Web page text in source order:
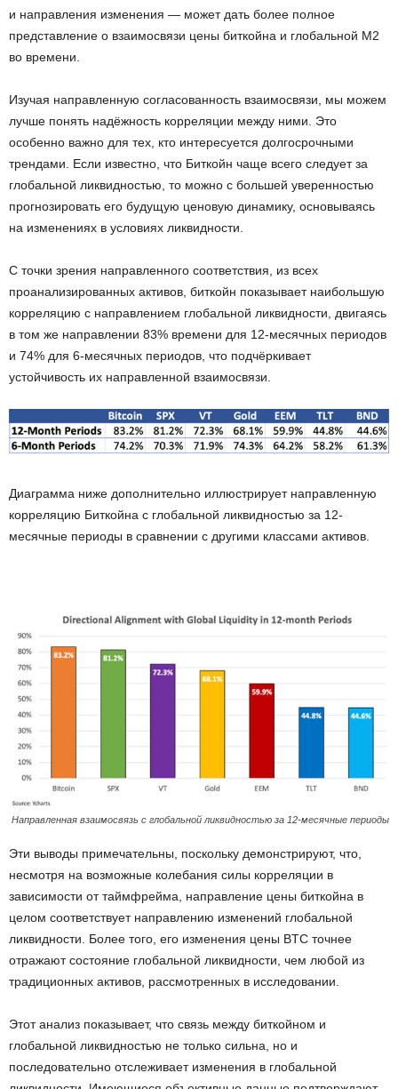
и направления изменения — может дать более полное
представление о взаимосвязи цены биткойна и глобальной M2
во времени.
Изучая направленную согласованность взаимосвязи, мы можем
лучше понять надёжность корреляции между ними. Это
особенно важно для тех, кто интересуется долгосрочными
трендами. Если известно, что Биткойн чаще всего следует за
глобальной ликвидностью, то можно с большей уверенностью
прогнозировать его будущую ценовую динамику, основываясь
на изменениях в условиях ликвидности.
С точки зрения направленного соответствия, из всех
проанализированных активов, биткойн показывает наибольшую
корреляцию с направлением глобальной ликвидности, двигаясь
в том же направлении 83% времени для 12-месячных периодов
и 74% для 6-месячных периодов, что подчёркивает
устойчивость их направленной взаимосвязи.
Диаграмма ниже дополнительно иллюстрирует направленную
корреляцию Биткойна с глобальной ликвидностью за 12-
месячные периоды в сравнении с другими классами активов.
Направленная взаимосвязь с глобальной ликвидностью за 12-месячные периоды
Эти выводы примечательны, поскольку демонстрируют, что,
несмотря на возможные колебания силы корреляции в
зависимости от таймфрейма, направление цены биткойна в
целом соответствует направлению изменений глобальной
ликвидности. Более того, его изменения цены BTC точнее
отражают состояние глобальной ликвидности, чем любой из
традиционных активов, рассмотренных в исследовании.
Этот анализ показывает, что связь между биткойном и
глобальной ликвидностью не только сильна, но и
последовательно отслеживает изменения в глобальной